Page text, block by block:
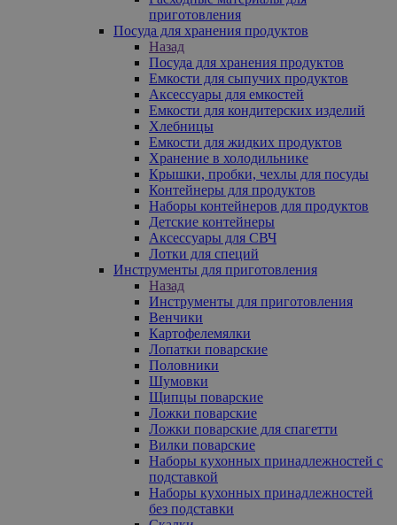
приготовления
Посуда для хранения продуктов
Назад
Посуда для хранения продуктов
Емкости для сыпучих продуктов
Аксессуары для емкостей
Емкости для кондитерских изделий
Хлебницы
Емкости для жидких продуктов
Хранение в холодильнике
Крышки, пробки, чехлы для посуды
Контейнеры для продуктов
Наборы контейнеров для продуктов
Детские контейнеры
Аксессуары для СВЧ
Лотки для специй
Инструменты для приготовления
Назад
Инструменты для приготовления
Венчики
Картофелемялки
Лопатки поварские
Половники
Шумовки
Щипцы поварские
Ложки поварские
Ложки поварские для спагетти
Вилки поварские
Наборы кухонных принадлежностей с
подставкой
Наборы кухонных принадлежностей
без подставки